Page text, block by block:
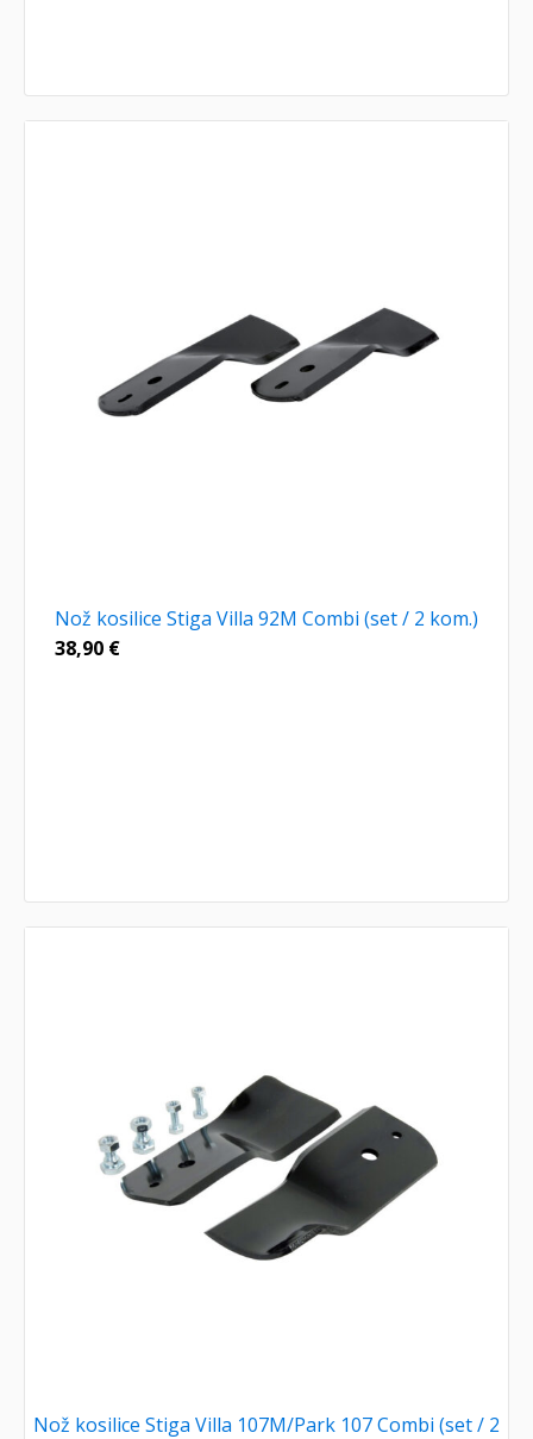
Nož kosilice Stiga Villa 92M Combi (set / 2 kom.)
38,90 €
Nož kosilice Stiga Villa 107M/Park 107 Combi (set / 2